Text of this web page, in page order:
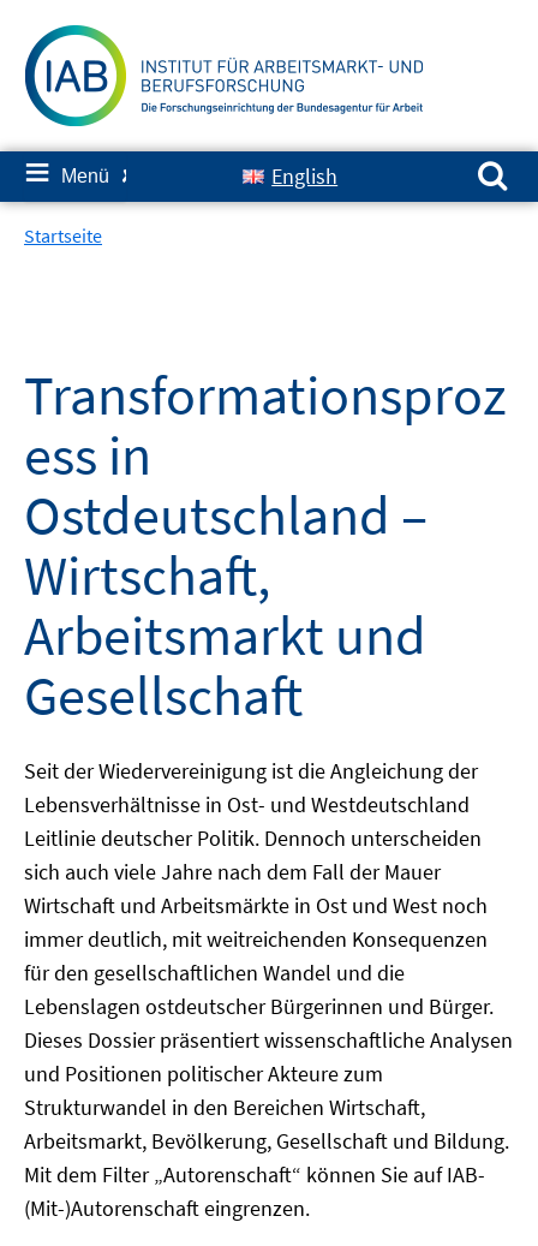
zum
Inhalt
≡ Menü ✘ English
Suchen nach:
Startseite
Transformationsproz
ess in
Ostdeutschland –
Wirtschaft,
Arbeitsmarkt und
Gesellschaft
Seit der Wiedervereinigung ist die Angleichung der
Lebensverhältnisse in Ost- und Westdeutschland
Leitlinie deutscher Politik. Dennoch unterscheiden
sich auch viele Jahre nach dem Fall der Mauer
Wirtschaft und Arbeitsmärkte in Ost und West noch
immer deutlich, mit weitreichenden Konsequenzen
für den gesellschaftlichen Wandel und die
Lebenslagen ostdeutscher Bürgerinnen und Bürger.
Dieses Dossier präsentiert wissenschaftliche Analysen
und Positionen politischer Akteure zum
Strukturwandel in den Bereichen Wirtschaft,
Arbeitsmarkt, Bevölkerung, Gesellschaft und Bildung.
Mit dem Filter „Autorenschaft“ können Sie auf IAB-
(Mit-)Autorenschaft eingrenzen.